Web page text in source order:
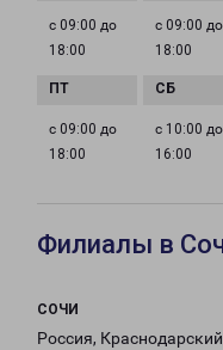
с 09:00 до
18:00
с 09:00 до
18:00
с 09:00 до
18:00
с 10:00 до
16:00
Филиалы в
СОЧИ
Россия,